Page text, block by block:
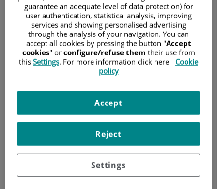
MEDICINA INTERNA
Pedir cita
Hospital Quirónsalud Córdoba
Ver más especialistas enCórdoba
guarantee an adequate level of data protection) for
user authentication, statistical analysis, improving
services and showing personalised advertising
through the analysis of your navigation. You can
accept all cookies by pressing the button "Accept
cookies" or configure/refuse them their use from
this Settings. For more information click here: Cookie
policy
Settings
Reject
Accept